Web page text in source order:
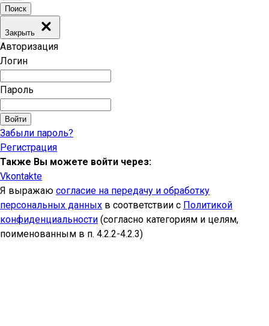
Поиск
Закрыть
Авторизация
Логин
Пароль
Войти
Забыли пароль?
Регистрация
Также Вы можете войти через:
Vkontakte
Я выражаю согласие на передачу и обработку
персональных данных в соответствии с Политикой
конфиденциальности (согласно категориям и целям,
поименованным в п. 4.2.2-4.2.3)